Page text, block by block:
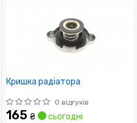
Кришка радіатора
0 відгуків
165 ₴ сьогодні